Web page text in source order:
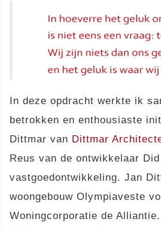
In deze opdracht werkte ik
betrokken en enthousiaste
Dittmar van Dittmar
Reus van de ontwikkelaar Did
vastgoedontwikkeling. Jan
woongebouw Olympiaveste
Woningcorporatie de